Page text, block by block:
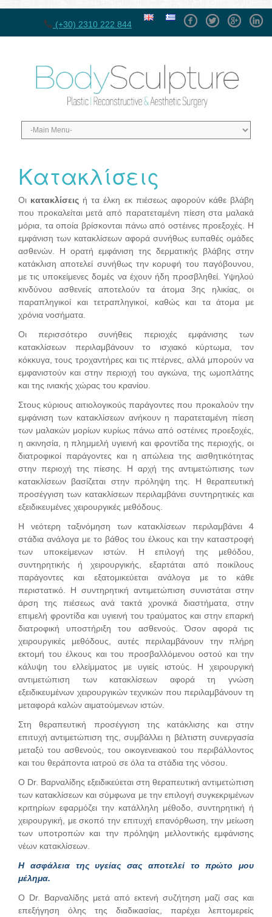
(+30) 2310 222 844
FacebookTwitterGPlus
Κατακλίσεις
Οι κατακλίσεις ή τα έλκη εκ πιέσεως αφορούν κάθε βλάβη
που προκαλείται μετά από παρατεταμένη πίεση στα μαλακά
μόρια, τα οποία βρίσκονται πάνω από οστέινες προεξοχές. Η
εμφάνιση των κατακλίσεων αφορά συνήθως ευπαθές ομάδες
ασθενών. Η ορατή εμφάνιση της δερματικής βλάβης στην
κατάκλιση αποτελεί συνήθως την κορυφή του παγόβουνου,
με τις υποκείμενες δομές να έχουν ήδη προσβληθεί. Υψηλού
κινδύνου ασθενείς αποτελούν τα άτομα 3ης ηλικίας, οι
παραπληγικοί και τετραπληγικοί, καθώς και τα άτομα με
χρόνια νοσήματα.
Οι περισσότερο συνήθεις περιοχές εμφάνισης των
κατακλίσεων περιλαμβάνουν το ισχιακό κύρτωμα, τον
κόκκυγα, τους τροχαντήρες και τις πτέρνες, αλλά μπορούν να
εμφανιστούν και στην περιοχή του αγκώνα, της ωμοπλάτης
και της ινιακής χώρας του κρανίου.
Στους κύριους αιτιολογικούς παράγοντες που προκαλούν την
εμφάνιση των κατακλίσεων ανήκουν η παρατεταμένη πίεση
των μαλακών μορίων κυρίως πάνω από οστέινες προεξοχές,
η ακινησία, η πλημμελή υγιεινή και φροντίδα της περιοχής, οι
διατροφικοί παράγοντες και η απώλεια της αισθητικότητας
στην περιοχή της πίεσης. Η αρχή της αντιμετώπισης των
κατακλίσεων βασίζεται στην πρόληψη της. Η θεραπευτική
προσέγγιση των κατακλίσεων περιλαμβάνει συντηρητικές και
εξειδικευμένες χειρουργικές μεθόδους.
Η νεότερη ταξινόμηση των κατακλίσεων περιλαμβάνει 4
στάδια ανάλογα με το βάθος του έλκους και την καταστροφή
των υποκείμενων ιστών. Η επιλογή της μεθόδου,
συντηρητικής ή χειρουργικής, εξαρτάται από ποικίλους
παράγοντες και εξατομικεύεται ανάλογα με το κάθε
περιστατικό. Η συντηρητική αντιμετώπιση συνιστάται στην
άρση της πιέσεως ανά τακτά χρονικά διαστήματα, στην
επιμελή φροντίδα και υγιεινή του τραύματος και στην επαρκή
διατροφική υποστήριξη του ασθενούς. Όσον αφορά τις
χειρουργικές μεθόδους, αυτές περιλαμβάνουν την πλήρη
εκτομή του έλκους και του προσβαλλόμενου οστού και την
κάλυψη του ελλείμματος με υγιείς ιστούς. Η χειρουργική
αντιμετώπιση των κατακλίσεων αφορά τη γνώση
εξειδικευμένων χειρουργικών τεχνικών που περιλαμβάνουν τη
μεταφορά καλών αιματούμενων ιστών.
Στη θεραπευτική προσέγγιση της κατάκλισης και στην
επιτυχή αντιμετώπιση της, συμβάλλει η βέλτιστη συνεργασία
μεταξύ του ασθενούς, του οικογενειακού του περιβάλλοντος
και του θεράποντα ιατρού σε όλα τα στάδια της νόσου.
Ο Dr. Βαρναλίδης εξειδικεύεται στη θεραπευτική αντιμετώπιση
των κατακλίσεων και σύμφωνα με την επιλογή συγκεκριμένων
κριτηρίων εφαρμόζει την κατάλληλη μέθοδο, συντηρητική ή
χειρουργική, με σκοπό την επιτυχή επανόρθωση, την μείωση
των υποτροπών και την πρόληψη μελλοντικής εμφάνισης
νέων κατακλίσεων.
Η ασφάλεια της υγείας σας αποτελεί το πρώτο μου
μέλημα.
Ο Dr. Βαρναλίδης μετά από εκτενή συζήτηση μαζί σας και
επεξήγηση όλης της διαδικασίας, παρέχει λεπτομερείς